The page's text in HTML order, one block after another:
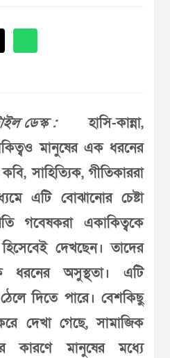
ডেস্ক :হাসি-কান্না,
মানুষের এক ধরনের
সাহিত্যিক, গীতিকাররা
এটি বোঝানোর চেষ্টা
গবেষকরা একাকিত্বকে
দেখছেন। তাদের
ধরনের অসুস্থতা। এটি
দিতে পারে। বেশকিছু
দেখা গেছে, সামাজিক
কারণে মানুষের মধ্যে